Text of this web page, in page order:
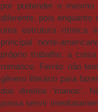
por pretender o
diferente, pois enquanto
uma estrutura rítmica
principal norte-
próprio trabalho, a
romance. Ferréz não
gênero literário para
dos direitos ‘manos’.
possa servir